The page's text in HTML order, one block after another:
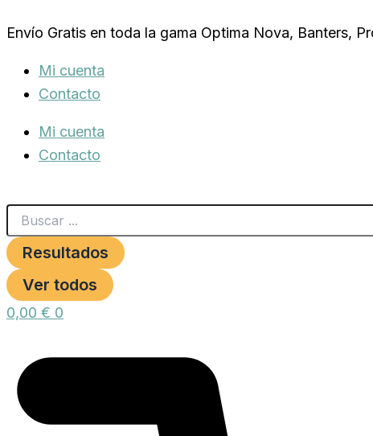
al
Envío Gratis en toda la gama Optima Nova, Banters,
Mi cuenta
Contacto
Mi cuenta
Contacto
Resultados
Ver todos
0,00 € 0
Pork
(cerdo
ibérico)
cantidad